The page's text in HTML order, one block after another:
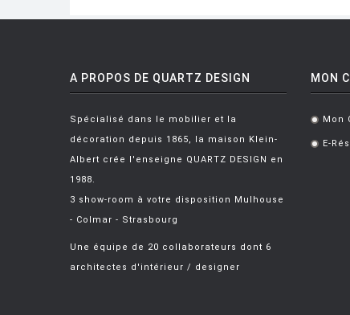
A PROPOS DE QUARTZ DESIGN
Spécialisé dans le mobilier et la
décoration depuis 1865, la maison Klein-
Albert crée l'enseigne QUARTZ DESIGN en
1988.
3 show-room à votre disposition Mulhouse
- Colmar - Strasbourg
Une équipe de 20 collaborateurs dont 6
architectes d'intérieur / designer
MON
. Mon
. E-